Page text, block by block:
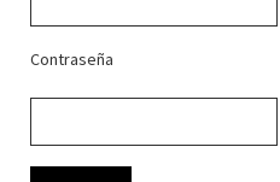
Contraseña